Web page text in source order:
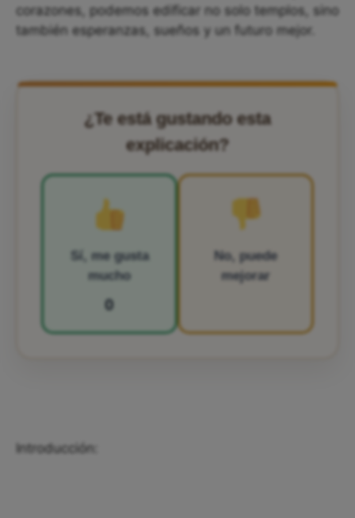
corazones, podemos edificar no solo templos, sino
también esperanzas, sueños y un futuro mejor.
¿Te está gustando esta
explicación?
Sí, me gusta
mucho
0
No, puede
mejorar
Introducción: